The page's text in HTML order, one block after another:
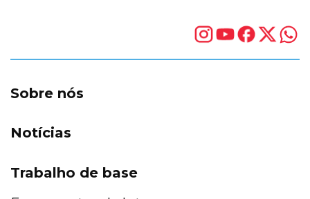
Sobre nós
Notícias
Trabalho de base